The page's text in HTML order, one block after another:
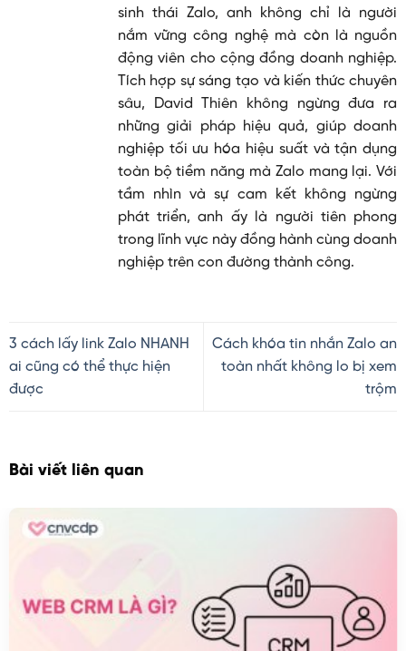
sinh thái Zalo, anh không chỉ là người
nắm vững công nghệ mà còn là nguồn
động viên cho cộng đồng doanh nghiệp.
Tích hợp sự sáng tạo và kiến thức chuyên
sâu, David Thiên không ngừng đưa ra
những giải pháp hiệu quả, giúp doanh
nghiệp tối ưu hóa hiệu suất và tận dụng
toàn bộ tiềm năng mà Zalo mang lại. Với
tầm nhìn và sự cam kết không ngừng
phát triển, anh ấy là người tiên phong
trong lĩnh vực này đồng hành cùng doanh
nghiệp trên con đường thành công.
3 cách lấy link Zalo NHANH
ai cũng có thể thực hiện
được
Cách khóa tin nhắn Zalo an
toàn nhất không lo bị xem
trộm
Bài viết liên quan